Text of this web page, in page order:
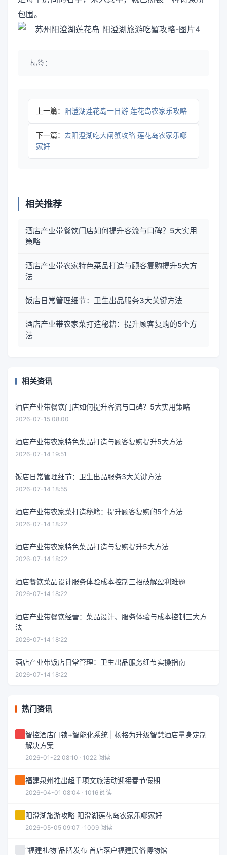
包围。
标签：
上一篇： 阳澄湖莲花岛一日游 莲花岛农家乐攻略
下一篇： 去阳澄湖吃大闸蟹攻略 莲花岛农家乐哪
家好
相关推荐
酒店产业带餐饮门店如何提升客流与口碑？5大实用
策略
酒店产业带农家特色菜品打造与顾客复购提升5大方
法
饭店日常管理细节：卫生出品服务3大关键方法
酒店产业带农家菜打造秘籍：提升顾客复购的5个方
法
相关资讯
酒店产业带餐饮门店如何提升客流与口碑？5大实用策略
2026-07-15 08:00
酒店产业带农家特色菜品打造与顾客复购提升5大方法
2026-07-14 19:51
饭店日常管理细节：卫生出品服务3大关键方法
2026-07-14 18:55
酒店产业带农家菜打造秘籍：提升顾客复购的5个方法
2026-07-14 18:22
酒店产业带农家特色菜品打造与复购提升5大方法
2026-07-14 18:22
酒店餐饮菜品设计服务体验成本控制三招破解盈利难题
2026-07-14 18:22
酒店产业带餐饮经营：菜品设计、服务体验与成本控制三大方
法
2026-07-14 18:22
酒店产业带饭店日常管理：卫生出品服务细节实操指南
2026-07-14 18:22
热门资讯
智控酒店门锁+智能化系统 | 杨格为升级智慧酒店量身定制
解决方案
2026-01-22 08:10 · 1022 阅读
福建泉州推出超千项文旅活动迎接春节假期
2026-04-01 08:04 · 1016 阅读
阳澄湖旅游攻略 阳澄湖莲花岛农家乐哪家好
2026-05-05 09:07 · 1009 阅读
“福建礼物”品牌发布 首店落户福建民俗博物馆